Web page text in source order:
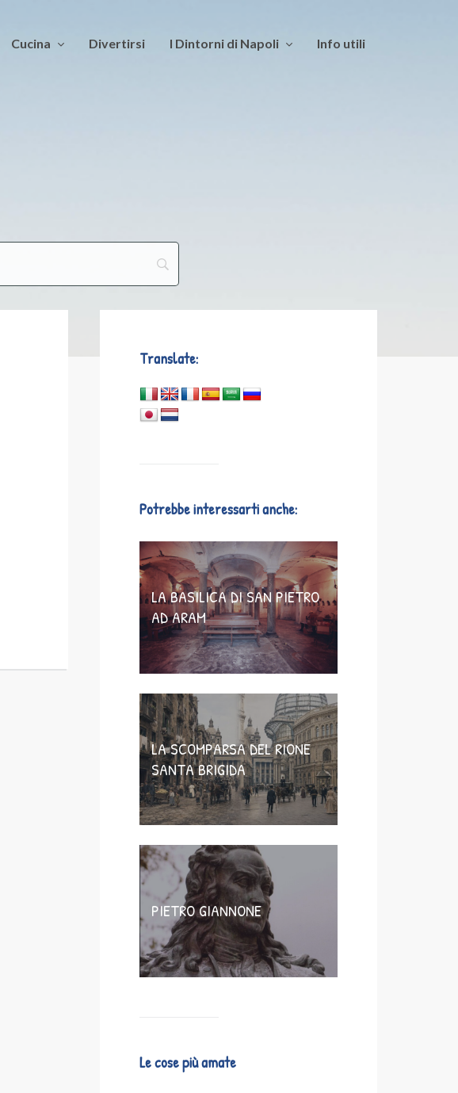
Cucina Divertirsi I Dintorni di Napoli Info utili
Translate:
Potrebbe interessarti anche:
LA BASILICA DI SAN PIETRO
AD ARAM
LA SCOMPARSA DEL RIONE
SANTA BRIGIDA
PIETRO GIANNONE
Le cose più amate